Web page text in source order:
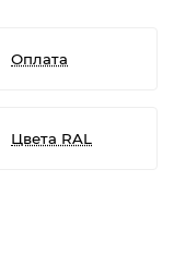
Оплата
Цвета RAL